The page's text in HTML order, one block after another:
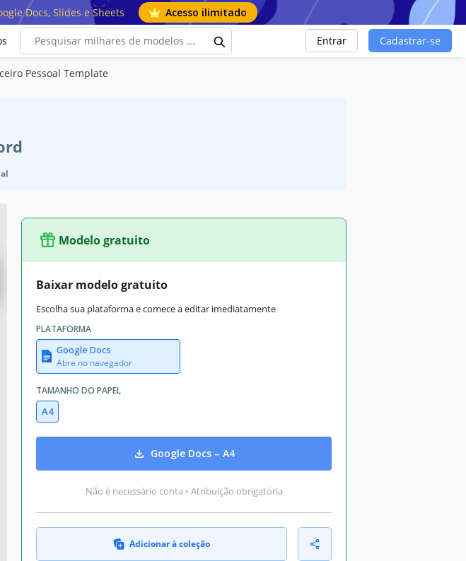
Docs, Slides e Sheets Acesso ilimitado
Entrar Cadastrar-se
Pessoal Template
Modelo gratuito
Baixar modelo gratuito
Escolha sua plataforma e comece a editar imediatamente
PLATAFORMA
Google Docs
Abre no navegador
TAMANHO DO PAPEL
A4
Google Docs – A4
Não é necessário conta • Atribuição obrigatória
Adicionar à coleção